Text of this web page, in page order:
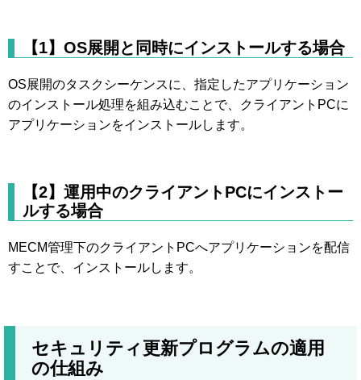
【1】OS展開と同時にインストールする場合
OS展開のタスクシーケンスに、指定したアプリケーション
のインストール処理を組み込むことで、クライアントPCに
アプリケーションをインストールします。
【2】運用中のクライアントPCにインストー
ルする場合
MECM管理下のクライアントPCへアプリケーションを配信
すことで、インストールします。
セキュリティ更新プログラムの適用
の仕組み